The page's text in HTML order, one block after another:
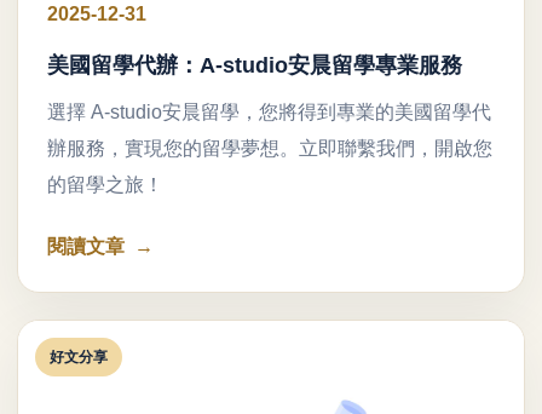
2025-12-31
美國留學代辦：A-studio安晨留學專業服務
選擇 A-studio安晨留學，您將得到專業的美國留學代
辦服務，實現您的留學夢想。立即聯繫我們，開啟您
的留學之旅！
閱讀文章
好文分享